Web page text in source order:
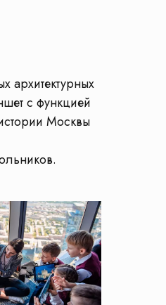
архитектурных
с функцией
Москвы